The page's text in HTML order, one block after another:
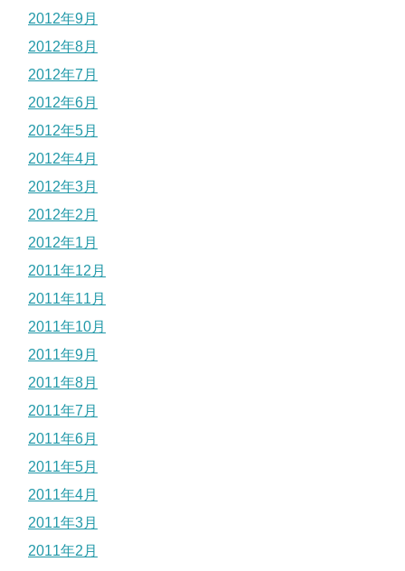
2012年9月
2012年8月
2012年7月
2012年6月
2012年5月
2012年4月
2012年3月
2012年2月
2012年1月
2011年12月
2011年11月
2011年10月
2011年9月
2011年8月
2011年7月
2011年6月
2011年5月
2011年4月
2011年3月
2011年2月